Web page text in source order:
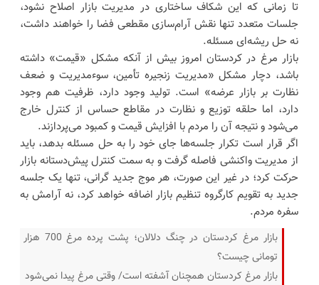
تا زمانی که این شکاف ساختاری در مدیریت بازار اصلاح نشود،
جلسات متعدد تنها نقش آرام‌سازی مقطعی فضا را خواهند داشت،
نه حل ریشه‌ای مسئله.
بازار مرغ در کردستان امروز بیش از آنکه مشکل «قیمت» داشته
باشد، دچار مشکل «مدیریت زنجیره تأمین، سوءمدیریت و ضعف
نظارت بر بازار عرضه» است. تولید وجود دارد، ظرفیت هم وجود
دارد، اما حلقه توزیع و نظارت در مقاطع حساس از کنترل خارج
می‌شود و نتیجه آن را مردم با افزایش قیمت و کمبود می‌پردازند.
اگر قرار است تکرار جلسه‌ها جای خود را به حل مسئله بدهد، باید
از مدیریت واکنشی فاصله گرفت و به سمت کنترل پیش‌دستانه بازار
حرکت کرد؛ در غیر این صورت، هر موج جدید گرانی، تنها یک جلسه
جدید به تقویم کارگروه تنظیم بازار اضافه خواهد کرد، نه آرامش به
سفره مردم.
بازار مرغ کردستان در چنگ دلالان؛ پشت پرده مرغ 700 هزار
تومانی چیست؟
بازار مرغ کردستان همچنان آشفته است/ وقتی مرغ پیدا نمی‌شود